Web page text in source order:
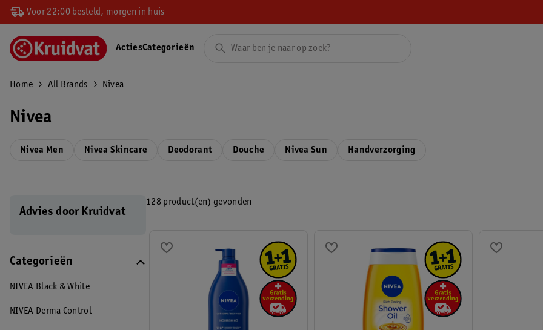
Voor 22:00 besteld, morgen in huis
ActiesCategorieën
Home All Brands Nivea
Nivea
Nivea Men Nivea Skincare Deodorant Douche Nivea Sun Handverzorging
Advies door Kruidvat
Categorieën
NIVEA Black & White
NIVEA Derma Control
128 product(en) gevonden